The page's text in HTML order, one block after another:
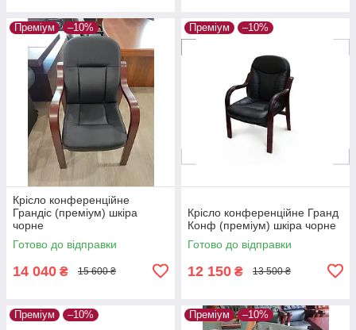
Преміум –10%
Крісло конференційне
Грандіс (преміум) шкіра
чорне
Готово до відправки
14 040 ₴ 15 600 ₴
Преміум –10%
Крісло конференційне Гранд
Конф (преміум) шкіра чорне
Готово до відправки
12 150 ₴ 13 500 ₴
Преміум –10% Преміум –10%